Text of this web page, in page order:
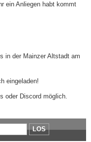
ein Anliegen habt kommt
in der Mainzer Altstadt am
eingeladen!
oder Discord möglich.
LOS